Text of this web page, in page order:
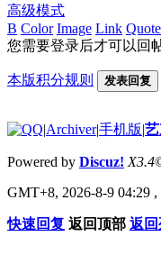
高级模式
B Color Image Link Quote
您需要登录后才可以回
本版积分规则 发表回复
|Archiver|手机版|
Powered by Discuz! X3.4
GMT+8, 2026-8-9 04:29 ,
快速回复 返回顶部 返